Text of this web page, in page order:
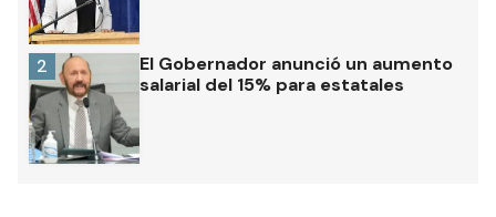
El Gobernador anunció un aumento
salarial del 15% para estatales
2